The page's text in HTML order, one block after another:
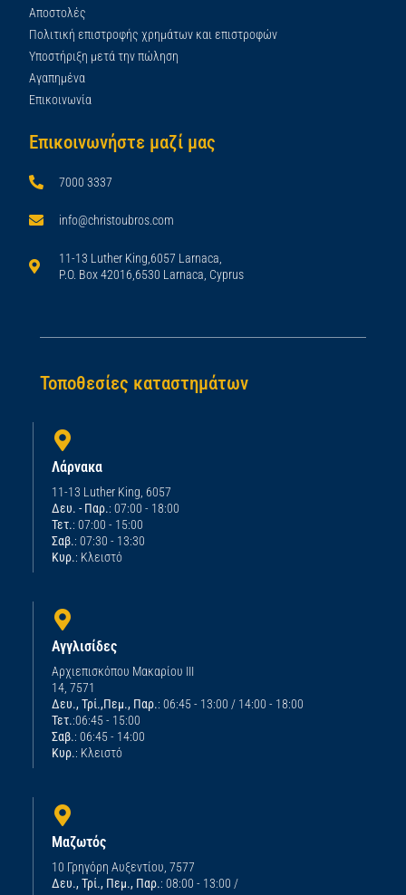
Αποστολές
Πολιτική επιστροφής χρημάτων και επιστροφών
Υποστήριξη μετά την πώληση
Αγαπημένα
Επικοινωνία
Επικοινωνήστε μαζί μας
7000 3337
info@christoubros.com
11-13 Luther King,6057 Larnaca,
P.O. Box 42016,6530 Larnaca, Cyprus
Τοποθεσίες καταστημάτων
Λάρνακα
11-13 Luther King, 6057
Δευ. - Παρ.: 07:00 - 18:00
Τετ.: 07:00 - 15:00
Σαβ.: 07:30 - 13:30
Κυρ.: Κλειστό
Αγγλισίδες
Αρχιεπισκόπου Μακαρίου ΙΙΙ
14, 7571
Δευ., Τρί.,Πεμ., Παρ.: 06:45 - 13:00 / 14:00 - 18:00
Τετ.:06:45 - 15:00
Σαβ.: 06:45 - 14:00
Κυρ.: Κλειστό
Μαζωτός
10 Γρηγόρη Αυξεντίου, 7577
Δευ., Τρί., Πεμ., Παρ.: 08:00 - 13:00 /